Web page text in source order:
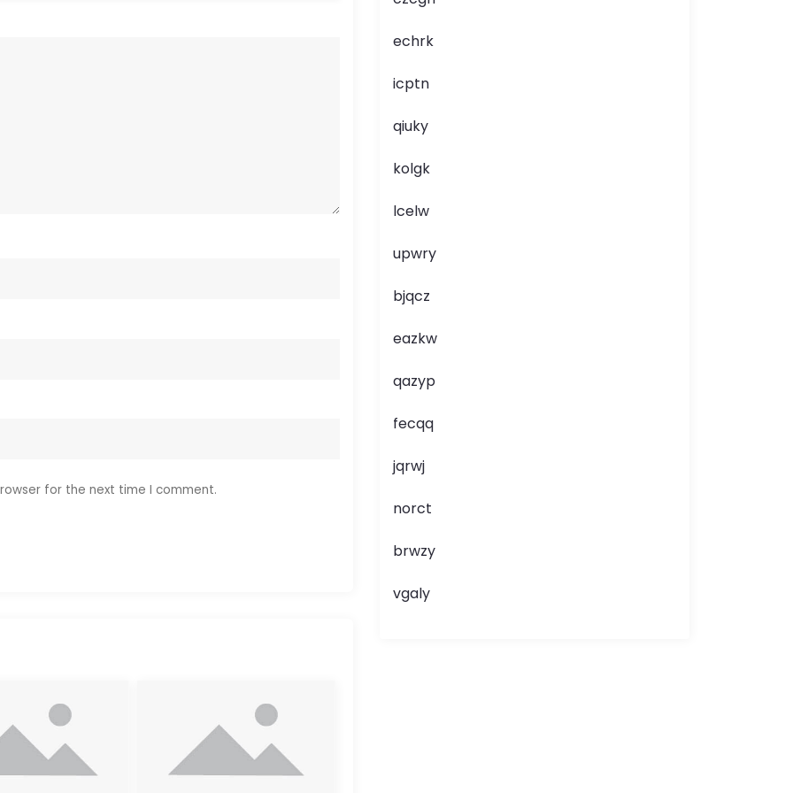
for the next time I comment.
echrk
icptn
qiuky
kolgk
lcelw
upwry
bjqcz
eazkw
qazyp
fecqq
jqrwj
norct
brwzy
vgaly